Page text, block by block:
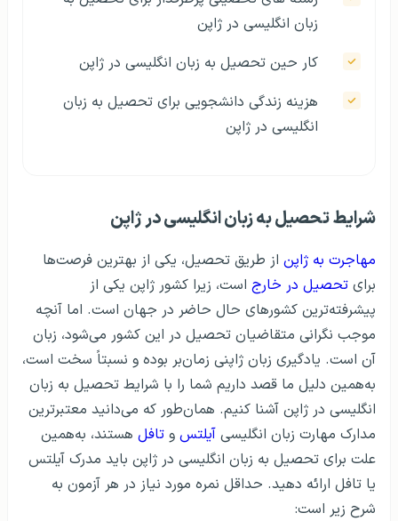
زبان انگلیسی در ژاپن
کار حین تحصیل به زبان انگلیسی در ژاپن
هزینه زندگی دانشجویی برای تحصیل به زبان
انگلیسی در ژاپن
شرایط تحصیل به زبان انگلیسی در ژاپن
مهاجرت به ژاپن از طریق تحصیل، یکی از بهترین فرصت‌ها
برای تحصیل در خارج است، زیرا کشور ژاپن یکی از
پیشرفته‌ترین کشورهای حال حاضر در جهان است. اما آنچه
موجب نگرانی متقاضیان تحصیل در این کشور می‌شود، زبان
آن است. یادگیری زبان ژاپنی زمان‌بر بوده و نسبتاً سخت است،
به‌همین دلیل ما قصد داریم شما را با شرایط تحصیل به زبان
انگلیسی در ژاپن آشنا کنیم. همان‌طور که می‌دانید معتبرترین
مدارک مهارت زبان انگلیسی آیلتس و تافل هستند، به‌همین
علت برای تحصیل به زبان انگلیسی در ژاپن باید مدرک آیلتس
یا تافل ارائه دهید. حداقل نمره مورد نیاز در هر آزمون به
شرح زیر است: